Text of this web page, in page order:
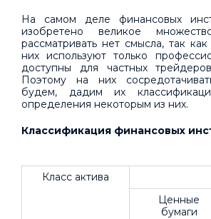
На самом деле финансовых
изобретено великое
рассматривать нет смысла, так
них используют только
доступны для частных
Поэтому на них
будем, дадим их
определения некоторым из них.
Классификация финансовых
Класс актива
Ценные
бумаги